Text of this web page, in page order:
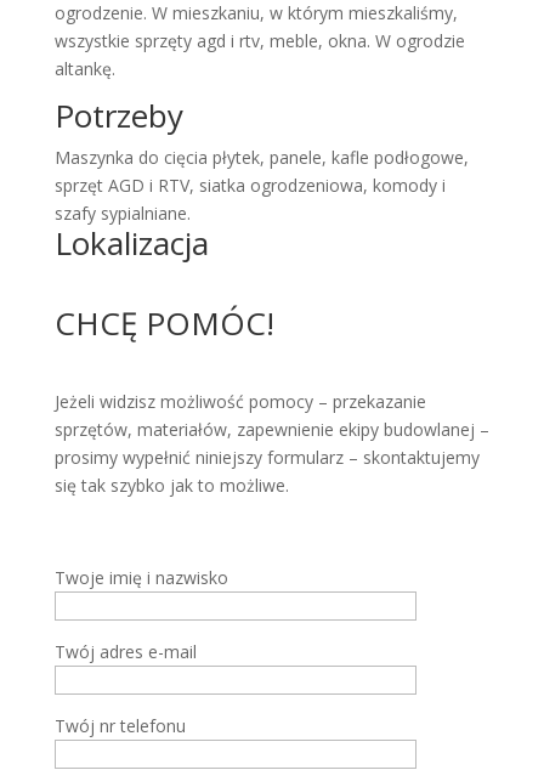
ogrodzenie. W mieszkaniu, w którym mieszkaliśmy,
wszystkie sprzęty agd i rtv, meble, okna. W ogrodzie
altankę.
Potrzeby
Maszynka do cięcia płytek, panele, kafle podłogowe,
sprzęt AGD i RTV, siatka ogrodzeniowa, komody i
szafy sypialniane.
Lokalizacja
CHCĘ POMÓC!
Jeżeli widzisz możliwość pomocy – przekazanie
sprzętów, materiałów, zapewnienie ekipy budowlanej –
prosimy wypełnić niniejszy formularz – skontaktujemy
się tak szybko jak to możliwe.
Twoje imię i nazwisko
Twój adres e-mail
Twój nr telefonu